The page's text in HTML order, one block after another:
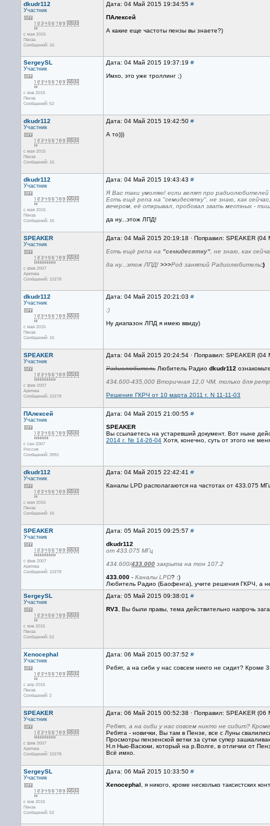
dkudr112
Участник
с мая 2015
Пенза
Сообщений: 16
Дата: 04 Май 2015 19:34:55 #
ПАлексей
А какие еще частоты пензы вы знаете?)
SergeySL
Участник
с янв 2015
Пенза
Сообщений: 52
Дата: 04 Май 2015 19:37:19 #
Имхо, это уже троллинг ;)
dkudr112
Участник
с мая 2015
Пенза
Сообщений: 16
Дата: 04 Май 2015 19:42:50 #
А то)))
dkudr112
Участник
с мая 2015
Пенза
Сообщений: 16
Дата: 04 Май 2015 19:43:43 #
Я Вас таки умоляю! если велят про радиолюбителей
Есть ещё репа на "семидесятку", не знаю, как
вечером, её открывал, пробовал звать местных -
да ну...этож ЛПД!
SPEAKER
Участник
с фев 2007
Арктика
Сообщений: 10278
Дата: 04 Май 2015 20:19:18 · Поправил: SPEAKER
Есть ещё репа на "семидесятку" , не знаю, как
да ну...этож ЛПД! >>>Род занятий Радиолюбитель:)
dkudr112
Участник
с мая 2015
Пенза
Сообщений: 16
Дата: 04 Май 2015 20:21:03 #
:)
Ну диапазон ЛПД я имею ввиду)
SPEAKER
Участник
с фев 2007
Арктика
Сообщений: 10278
Дата: 04 Май 2015 20:24:54 · Поправил: SPEAKER
Радиолюбитель Любитель Радио dkudr112
434,600-435,000 Вторичная 12,0 ЧМ, только для
Решение ГКРЧ от 10 марта 2011 г. N 11-11-03
ПАлексей
Участник
с сен 2007
Россия
Сообщений: 3991
Дата: 04 Май 2015 21:00:55 #
SPEAKER
Вы ссылаетесь на устаревший документ. Вот ныне
2014 г. № 14-26-04 Хотя, конечно, суть от этого не
dkudr112
Участник
с мая 2015
Пенза
Сообщений: 16
Дата: 04 Май 2015 22:42:41 #
Каналы LPD располагаются на частотах от 433.075
SPEAKER
Участник
с фев 2007
Арктика
Сообщений: 10278
Дата: 05 Май 2015 09:25:57 #
dkudr112
от 433.075 МГц
434.600/433.000 закрыта на тон 107.2
433.000 - Каналы LPD? :)
Любитель Радио (Баофенга), учите решения ГКРЧ, а
SergeySL
Участник
с янв 2015
Пенза
Сообщений: 52
Дата: 05 Май 2015 09:38:01 #
RV3 , Вы были правы, тема действительно напрочь
Xenocephal
Участник
с апр 2015
Пенза
Сообщений: 2
Дата: 06 Май 2015 00:37:52 #
Ребят, а на сиби у нас совсем никто не сидит? Кроме
SPEAKER
Участник
с фев 2007
Арктика
Сообщений: 10278
Дата: 06 Май 2015 00:52:38 · Поправил: SPEAKER
Ребят, а на сиби у нас совсем никто не сидит?
Ребята - новички, Вы там в Пензе, все с Луны
Просмотры пензенской ветки за сутки супер
Н.п Нью-Васюки, который на р.Волге, в отличии от
Всё имхо.
SergeySL
Участник
с янв 2015
Пенза
Сообщений: 52
Дата: 06 Май 2015 10:33:50 #
Xenocephal , я никого, кроме несколько таксистских